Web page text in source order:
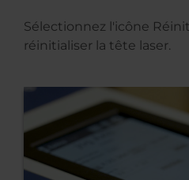
Sélectionnez l'icône
réinitialiser la tête laser.